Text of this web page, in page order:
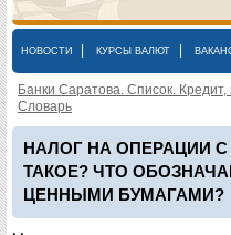
НОВОСТИ КУРСЫ ВАЛЮТ
Банки Саратова. Список. Кредит,
Словарь
НАЛОГ НА ОПЕРАЦИИ
ТАКОЕ? ЧТО
ЦЕННЫМИ БУМАГАМИ?